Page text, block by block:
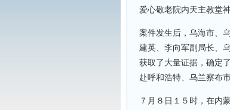
爱心敬老院内天主教堂
案件发生后，乌海市、
建英、李向军副局长、
获取了大量证据，确定
赴呼和浩特、乌兰察布
７月８日１５时，在内